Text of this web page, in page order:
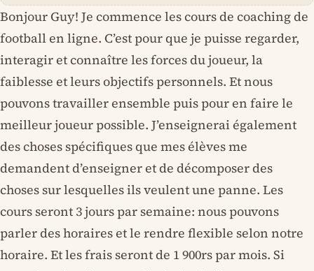
Bonjour Guy! Je commence les cours de coaching de
football en ligne. C’est pour que je puisse regarder,
interagir et connaître les forces du joueur, la
faiblesse et leurs objectifs personnels. Et nous
pouvons travailler ensemble puis pour en faire le
meilleur joueur possible. J’enseignerai également
des choses spécifiques que mes élèves me
demandent d’enseigner et de décomposer des
choses sur lesquelles ils veulent une panne. Les
cours seront 3 jours par semaine: nous pouvons
parler des horaires et le rendre flexible selon notre
horaire. Et les frais seront de 1 900rs par mois. Si